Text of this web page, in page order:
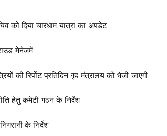
को दिया चारधाम यात्रा का अपडेट
मेनेजमें
की रिर्पोट प्रतिदिन गृह मंत्रालय को भेजी जाएगी
हेतु कमेटी गठन के निर्देश
के निर्देश